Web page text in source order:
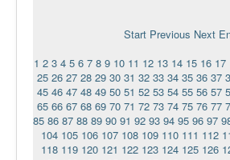
Сайт проекта Достоевский
Ермаковополе.рф
Start Previous Next
1 2 3 4 5 6 7 8 9 10 11 12 13 14 15 16 17
25 26 27 28 29 30 31 32 33 34 35 36 37
45 46 47 48 49 50 51 52 53 54 55 56 57
65 66 67 68 69 70 71 72 73 74 75 76 77
85 86 87 88 89 90 91 92 93 94 95 96 97
104 105 106 107 108 109 110 111 112
118 119 120 121 122 123 124 125 126